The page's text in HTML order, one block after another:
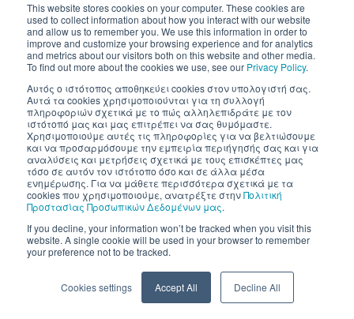
This website stores cookies on your computer. These cookies are
used to collect information about how you interact with our website
and allow us to remember you. We use this information in order to
improve and customize your browsing experience and for analytics
and metrics about our visitors both on this website and other media.
To find out more about the cookies we use, see our Privacy Policy.
Αυτός ο ιστότοπος αποθηκεύει cookies στον υπολογιστή σας.
Αυτά τα cookies χρησιμοποιούνται για τη συλλογή
πληροφοριών σχετικά με το πώς αλληλεπιδράτε με τον
ιστότοπό μας και μας επιτρέπει να σας θυμόμαστε.
Χρησιμοποιούμε αυτές τις πληροφορίες για να βελτιώσουμε
και να προσαρμόσουμε την εμπειρία περιήγησής σας και για
αναλύσεις και μετρήσεις σχετικά με τους επισκέπτες μας
τόσο σε αυτόν τον ιστότοπο όσο και σε άλλα μέσα
ενημέρωσης. Για να μάθετε περισσότερα σχετικά με τα
cookies που χρησιμοποιούμε, ανατρέξτε στηνΠολιτική
Προστασίας Προσωπικών Δεδομένων μας.
If you decline, your information won’t be tracked when you visit this
website. A single cookie will be used in your browser to remember
your preference not to be tracked.
Cookies settings Accept All Decline All
Inventics A.E. | All rights reserved